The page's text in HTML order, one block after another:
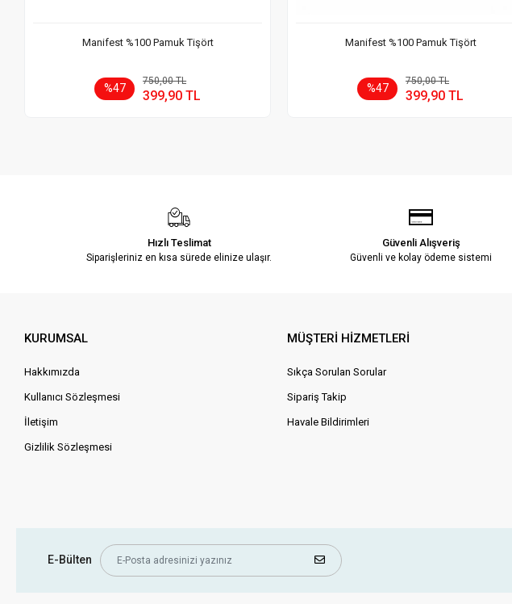
Manifest %100 Pamuk Tişört
%47
750,00 TL
399,90 TL
Sepete Ekle
Manifest %100 Pamuk Tişört
%47
750,00 TL
399,90 TL
Sepete Ekle
Hızlı Teslimat
Siparişleriniz en kısa sürede elinize ulaşır.
Güvenli Alışveriş
Güvenli ve kolay ödeme sistemi
KURUMSAL
Hakkımızda
Kullanıcı Sözleşmesi
İletişim
Gizlilik Sözleşmesi
MÜŞTERİ HİZMETLERİ
Sıkça Sorulan Sorular
Sipariş Takip
Havale Bildirimleri
E-Bülten